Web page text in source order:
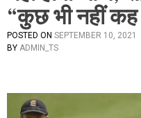
“कुछ भी नहीं
POSTED ON SEPTEMBER 10, 2021
BY ADMIN_TS